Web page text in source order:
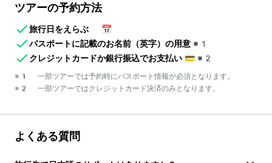
ツアーの予約方法
旅行日をえらぶ
📅
パスポートに記載のお名前（英字）の用意 ※1
クレジットカードか銀行振込でお支払い 💳 ※2
※1 一部ツアーでは予約時にパスポート情報が必須となります。
※2 一部ツアーではクレジットカード決済のみとなります。
よくある質問